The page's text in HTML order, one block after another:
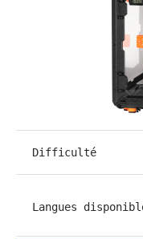
Difficulté
Langues